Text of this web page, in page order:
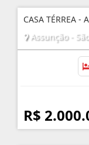
CASA TÉRREA -
Assunção -
R$